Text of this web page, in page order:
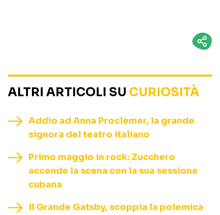
ALTRI ARTICOLI SU CURIOSITÀ
Addio ad Anna Proclemer, la grande
signora del teatro italiano
Primo maggio in rock: Zucchero
accende la scena con la sua sessione
cubana
Il Grande Gatsby, scoppia la polemica